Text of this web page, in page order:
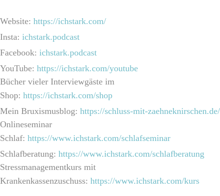
Website: https://ichstark.com/
Insta: ichstark.podcast
Facebook: ichstark.podcast
YouTube: https://ichstark.com/youtube
Bücher vieler Interviewgäste im
Shop: https://ichstark.com/shop
Mein Bruxismusblog: https://schluss-mit-zaehneknirschen.de/
Onlineseminar
Schlaf: https://www.ichstark.com/schlafseminar
Schlafberatung: https://www.ichstark.com/schlafberatung
Stressmanagementkurs mit
Krankenkassenzuschuss: https://www.ichstark.com/kurs